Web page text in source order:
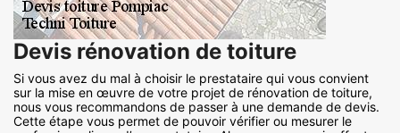
Devis rénovation de toiture
Si vous avez du mal à choisir le prestataire qui vous convient
sur la mise en œuvre de votre projet de rénovation de toiture,
nous vous recommandons de passer à une demande de devis.
Cette étape vous permet de pouvoir vérifier ou mesurer le